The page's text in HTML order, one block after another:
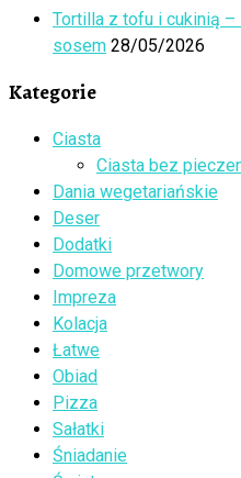
Tortilla z tofu i cukinią
sosem 28/05/2026
Kategorie
Ciasta
Ciasta bez
Dania wegetariańskie
Deser
Dodatki
Domowe przetwory
Impreza
Kolacja
Łatwe
Obiad
Pizza
Sałatki
Śniadanie